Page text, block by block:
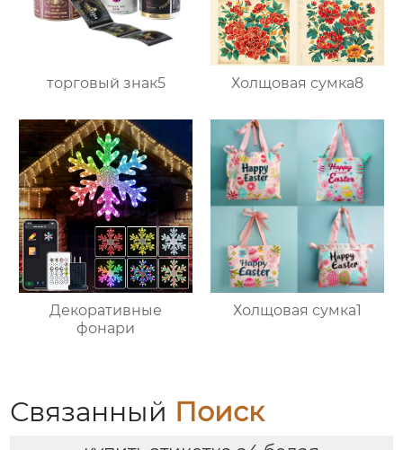
торговый знак5 Холщовая сумка8
Декоративные
фонари
Холщовая сумка1
Связанный Поиск